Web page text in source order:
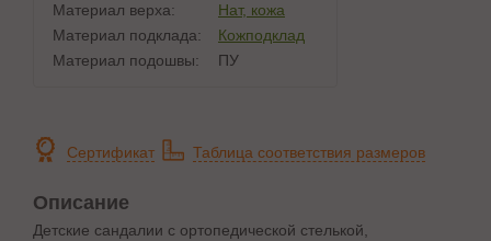
Материал верха:
Нат, кожа
Материал подклада:
Кожподклад
Материал подошвы:
ПУ
Сертификат Таблица соответствия размеров
Описание
Детские сандалии с ортопедической стелькой,